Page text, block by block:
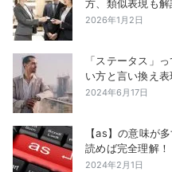
方、類似表現も解
2026年1月2日
「ステータス」
い方と言い換え表
2024年6月17日
【as】の意味が
読めば完全理解！
2024年2月1日